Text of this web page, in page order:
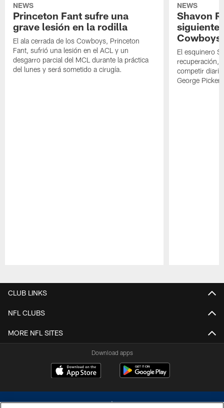
NEWS
Princeton Fant sufre una
grave lesión en la rodilla
El ala cerrada de los Cowboys, Princeton
Fant, sufrió una lesión en el ACL y un
desgarro parcial del MCL durante la práctica
del lunes y será sometido a cirugía.
NEWS
Shavon
siguiente
Cowboys
El esquinero
recuperación,
competir
George
CLUB LINKS
NFL CLUBS
MORE NFL SITES
Download apps